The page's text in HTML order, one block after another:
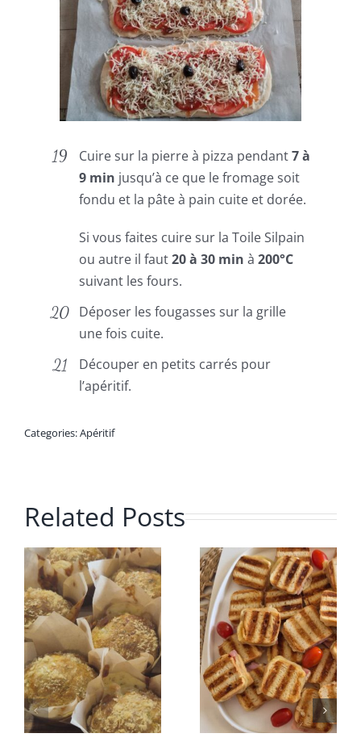
Cuire sur la pierre à pizza pendant7 à
9 min jusqu’à ce que le fromage soit
fondu et la pâte à pain cuite et dorée.
Si vous faites cuire sur la Toile Silpain
ou autre il faut20 à 30 min à200°C
suivant les fours.
Déposer les fougasses sur la grille
une fois cuite.
Découper en petits carrés pour
l’apéritif.
Categories:Apéritif
Related Posts